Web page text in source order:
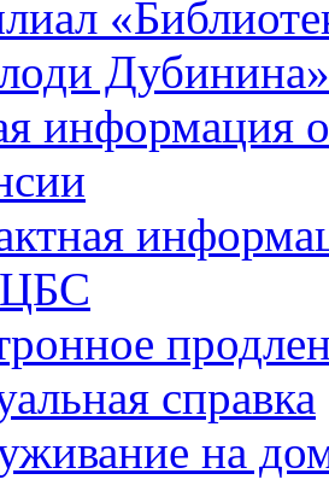
Дубинина»
информация
ЦБС
справка
на